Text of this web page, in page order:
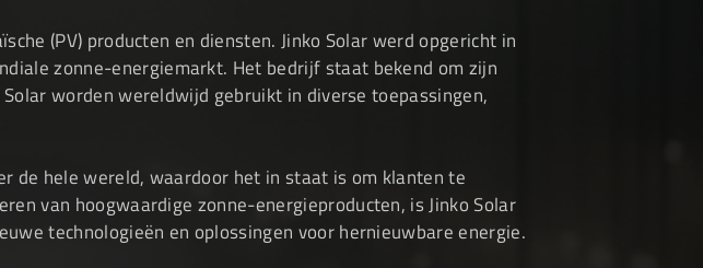
(PV) producten en diensten. Jinko Solar werd opgericht in
zonne-energiemarkt. Het bedrijf staat bekend om zijn
worden wereldwijd gebruikt in diverse toepassingen,
de hele wereld, waardoor het in staat is om klanten te
van hoogwaardige zonne-energieproducten, is Jinko Solar
technologieën en oplossingen voor hernieuwbare energie.